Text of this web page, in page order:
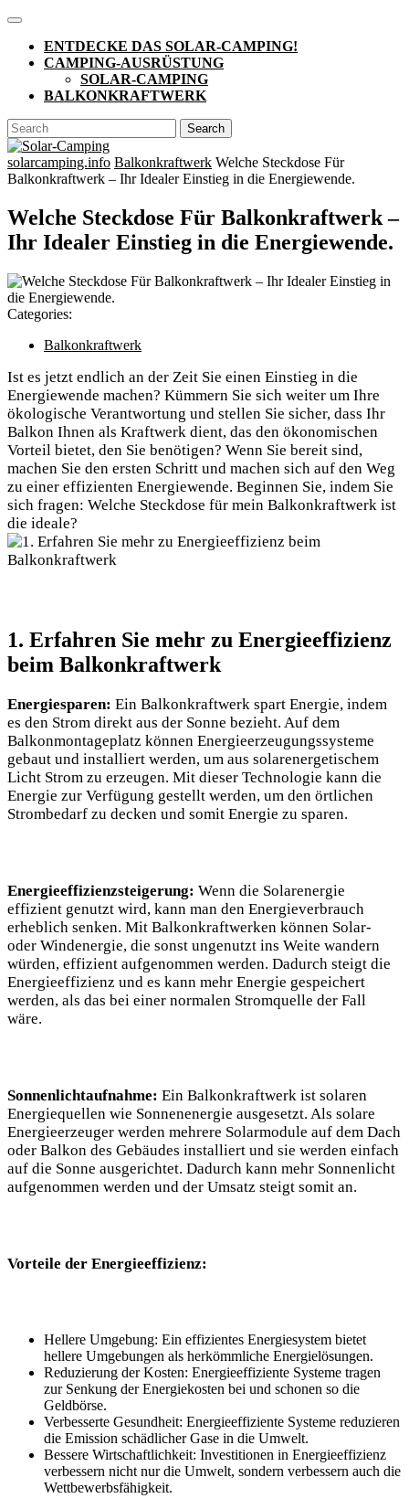
Skip
content
Open
ButtonENTDECKE DAS SOLAR-CAMPING!
CAMPING-AUSRÜSTUNG
SOLAR-CAMPING
BALKONKRAFTWERK
CLOSE
BUTTON
Search
for:
solarcamping.info Balkonkraftwerk Welche Steckdose Für
Balkonkraftwerk – Ihr Idealer Einstieg in die Energiewende.
Welche Steckdose Für Balkonkraftwerk –
Ihr Idealer Einstieg in die Energiewende.
Categories:
Balkonkraftwerk
Ist es jetzt endlich an der Zeit Sie einen Einstieg in die
Energiewende machen? Kümmern Sie sich weiter um Ihre
ökologische Verantwortung und stellen Sie sicher, dass Ihr
Balkon Ihnen als Kraftwerk dient, das den ökonomischen
Vorteil bietet, den Sie benötigen? Wenn Sie bereit sind,
machen Sie den ersten Schritt und machen sich auf den Weg
zu einer effizienten Energiewende. Beginnen Sie, indem Sie
sich fragen: Welche Steckdose für mein Balkonkraftwerk ist
die ideale?
1. Erfahren Sie mehr zu Energieeffizienz
beim Balkonkraftwerk
Energiesparen: Ein Balkonkraftwerk spart Energie, indem
es den Strom direkt aus der Sonne bezieht. Auf dem
Balkonmontageplatz können Energieerzeugungssysteme
gebaut und installiert werden, um aus solarenergetischem
Licht Strom zu erzeugen. Mit dieser Technologie kann die
Energie zur Verfügung gestellt werden, um den örtlichen
Strombedarf zu decken und somit Energie zu sparen.
Energieeffizienzsteigerung: Wenn die Solarenergie
effizient genutzt wird, kann man den Energieverbrauch
erheblich senken. Mit Balkonkraftwerken können Solar-
oder Windenergie, die sonst ungenutzt ins Weite wandern
würden, effizient aufgenommen werden. Dadurch steigt die
Energieeffizienz und es kann mehr Energie gespeichert
werden, als das bei einer normalen Stromquelle der Fall
wäre.
Sonnenlichtaufnahme: Ein Balkonkraftwerk ist solaren
Energiequellen wie Sonnenenergie ausgesetzt. Als solare
Energieerzeuger werden mehrere Solarmodule auf dem Dach
oder Balkon des Gebäudes installiert und sie werden einfach
auf die Sonne ausgerichtet. Dadurch kann mehr Sonnenlicht
aufgenommen werden und der Umsatz steigt somit an.
Vorteile der Energieeffizienz:
Hellere Umgebung: Ein effizientes Energiesystem bietet
hellere Umgebungen als herkömmliche Energielösungen.
Reduzierung der Kosten: Energieeffiziente Systeme tragen
zur Senkung der Energiekosten bei und schonen so die
Geldbörse.
Verbesserte Gesundheit: Energieeffiziente Systeme reduzieren
die Emission schädlicher Gase in die Umwelt.
Bessere Wirtschaftlichkeit: Investitionen in Energieeffizienz
verbessern nicht nur die Umwelt, sondern verbessern auch die
Wettbewerbsfähigkeit.